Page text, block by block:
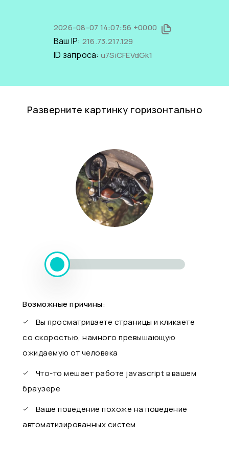
2026-08-07 14:07:56 +0000
Ваш IP: 216.73.217.129
ID запроса: u7SiCFEVdGk1
Разверните картинку горизонтально
Возможные причины:
Вы просматриваете страницы и кликаете
со скоростью, намного превышающую
ожидаемую от человека
Что-то мешает работе javascript в вашем
браузере
Ваше поведение похоже на поведение
автоматизированных систем